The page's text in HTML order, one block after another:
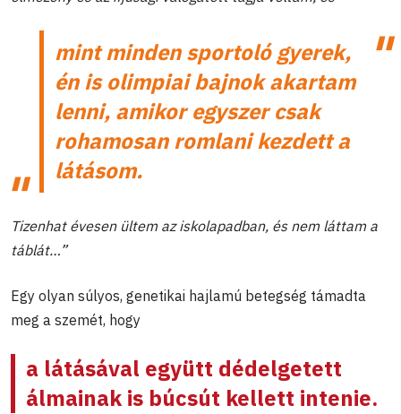
mint minden sportoló gyerek,
én is olimpiai bajnok akartam
lenni, amikor egyszer csak
rohamosan romlani kezdett a
látásom.
Tizenhat évesen ültem az iskolapadban, és nem láttam a
táblát…”
Egy olyan súlyos, genetikai hajlamú betegség támadta
meg a szemét, hogy
a látásával együtt dédelgetett
álmainak is búcsút kellett intenie.